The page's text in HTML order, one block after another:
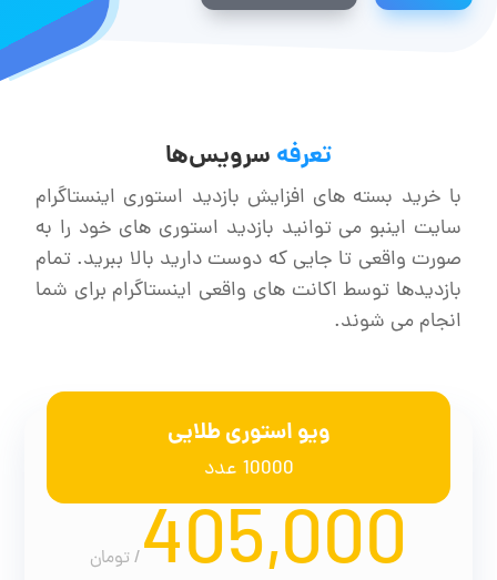
تعرفه سرویس‌ها
با خرید بسته های افزایش بازدید استوری اینستاگرام
سایت اینبو می توانید بازدید استوری های خود را به
صورت واقعی تا جایی که دوست دارید بالا ببرید. تمام
بازدیدها توسط اکانت های واقعی اینستاگرام برای شما
انجام می شوند.
ویو استوری طلایی
10000 عدد
405,000
/ تومان